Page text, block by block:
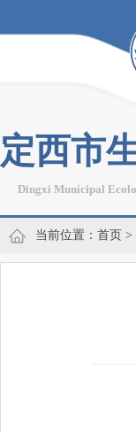
定西市
Dingxi Municipal
当前位置： 首页 >